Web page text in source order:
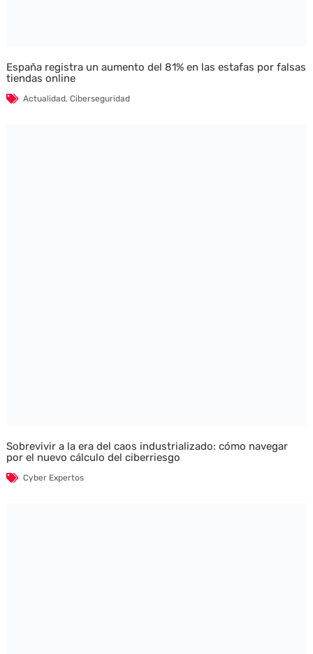
España registra un aumento del 81% en las estafas por falsas
tiendas online
Actualidad, Ciberseguridad
Sobrevivir a la era del caos industrializado: cómo navegar
por el nuevo cálculo del ciberriesgo
Cyber Expertos